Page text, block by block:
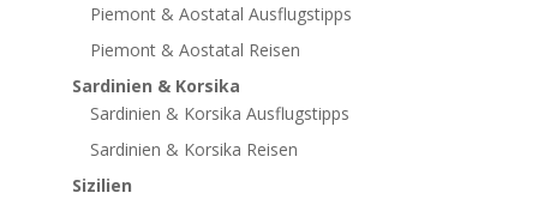
Piemont & Aostatal Ausflugstipps
Piemont & Aostatal Reisen
Sardinien & Korsika
Sardinien & Korsika Ausflugstipps
Sardinien & Korsika Reisen
Sizilien